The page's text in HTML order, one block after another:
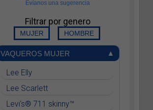
Evíanos una sugerencia
Filtrar por genero
VAQUEROS MUJER
Lee Elly
Lee Scarlett
Levi's® 711 skinny™